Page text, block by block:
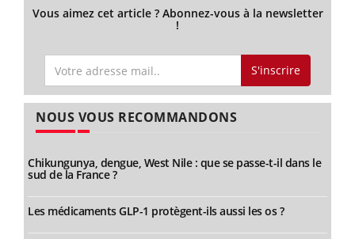
Vous aimez cet article ? Abonnez-vous à la newsletter
!
S'inscrire
NOUS VOUS RECOMMANDONS
Chikungunya, dengue, West Nile : que se passe-t-il dans le
sud de la France ?
Les médicaments GLP-1 protègent-ils aussi les os ?